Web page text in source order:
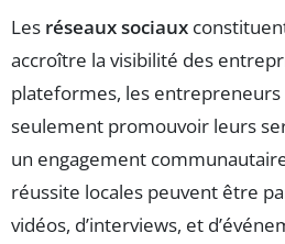
Les réseaux sociaux
accroître la visibilité des
plateformes, les
seulement promouvoir leurs
un engagement
réussite locales peuvent être
vidéos, d’interviews, et